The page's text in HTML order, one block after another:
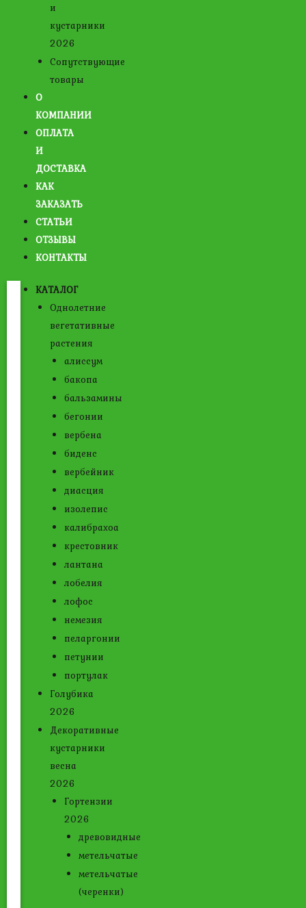
и
кустарники
2026
Сопутствующие
товары
О
КОМПАНИИ
ОПЛАТА
И
ДОСТАВКА
КАК
ЗАКАЗАТЬ
СТАТЬИ
ОТЗЫВЫ
КОНТАКТЫ
КАТАЛОГ
Однолетние
вегетативные
растения
алиссум
бакопа
бальзамины
бегонии
вербена
биденс
вербейник
диасция
изолепис
калибрахоа
крестовник
лантана
лобелия
лофос
немезия
пеларгонии
петунии
портулак
Голубика
2026
Декоративные
кустарники
весна
2026
Гортензии
2026
древовидные
метельчатые
метельчатые
(черенки)